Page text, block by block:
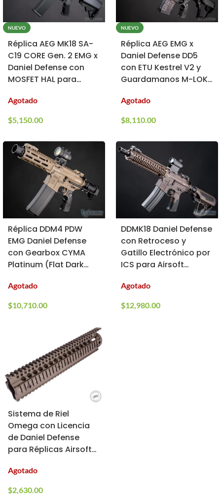
NUEVO
Réplica AEG MK18 SA-
C19 CORE Gen. 2 EMG x
Daniel Defense con
MOSFET HAL para
Agotado
$5,150.00
NUEVO
Réplica AEG EMG x
Daniel Defense DD5
con ETU Kestrel V2 y
Guardamanos M-LOK
(Modelo: SBR)
Agotado
$8,110.00
Réplica DDM4 PDW
EMG Daniel Defense
con Gearbox CYMA
Platinum (Flat Dark
Agotado
$10,710.00
DDMK18 Daniel Defense
con Retroceso y
Gatillo Electrónico por
ICS para Airsoft
400 FPS)
Agotado
$12,980.00
Sistema de Riel
Omega con Licencia
de Daniel Defense
para Réplicas Airsoft
Dark Earth / 12″)
Agotado
$2,630.00